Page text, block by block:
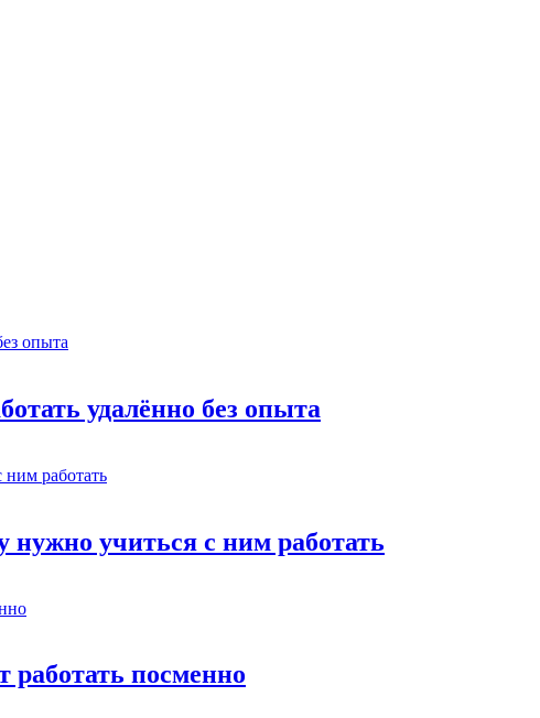
удалённо без опыта
учиться с ним работать
работать посменно